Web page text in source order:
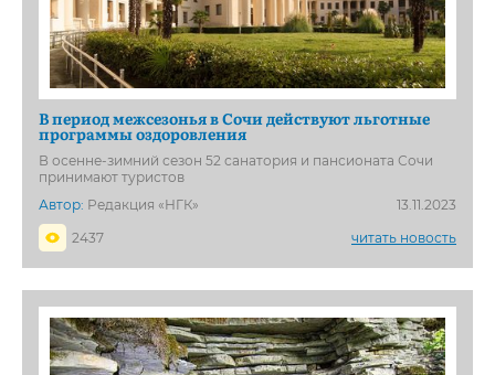
В период межсезонья в Сочи действуют льготные
программы оздоровления
В осенне-зимний сезон 52 санатория и пансионата Сочи
принимают туристов
Автор: Редакция «НГК»
13.11.2023
2437
читать новость